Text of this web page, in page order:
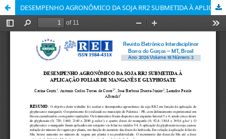
DESEMPENHO AGRONÔMICO DA SOJA RR2 SUBMETIDA À APLICAÇÃO FOLIAR DE MANGANÊS E GLYPHOSATE